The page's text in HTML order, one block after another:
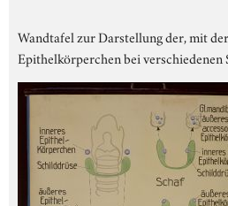
Wandtafel zur Darstellung der, mit
Epithelkörperchen bei verschiedenen